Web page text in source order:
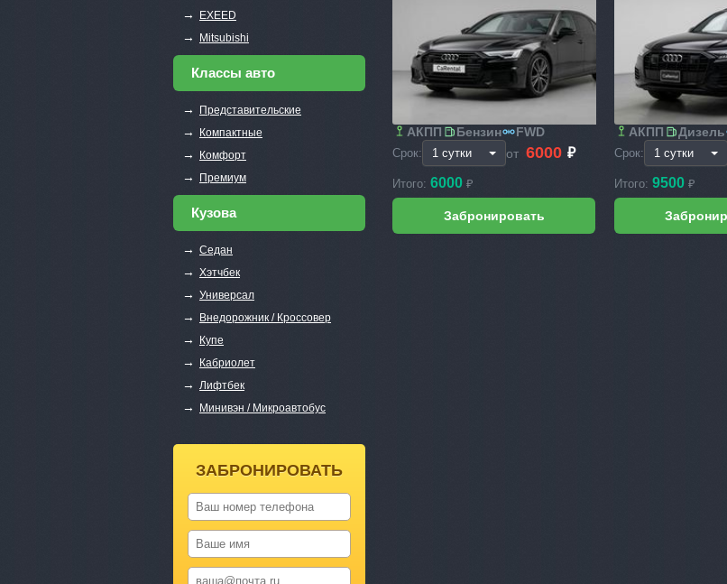
→ EXEED
→ Mitsubishi
Классы авто
→ Представительские
→ Компактные
→ Комфорт
→ Премиум
Кузова
→ Седан
→ Хэтчбек
→ Универсал
→ Внедорожник / Кроссовер
→ Купе
→ Кабриолет
→ Лифтбек
→ Минивэн / Микроавтобус
ЗАБРОНИРОВАТЬ
АКПП Бензин FWD
Срок: от 6000 ₽
Итого: 6000 ₽
АКПП Дизель
Срок:
Итого: 9500 ₽